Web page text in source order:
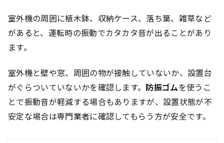
室外機の周囲に植木鉢、収納ケース、落ち葉、雑草など
があると、運転時の振動でカタカタ音が出ることがあり
ます。
室外機と壁や窓、周囲の物が接触していないか、設置台
がぐらついていないかを確認します。 防振ゴムを使うこ
とで振動音が軽減する場合もありますが、設置状態が不
安定な場合は専門業者に確認してもらう方が安全です。